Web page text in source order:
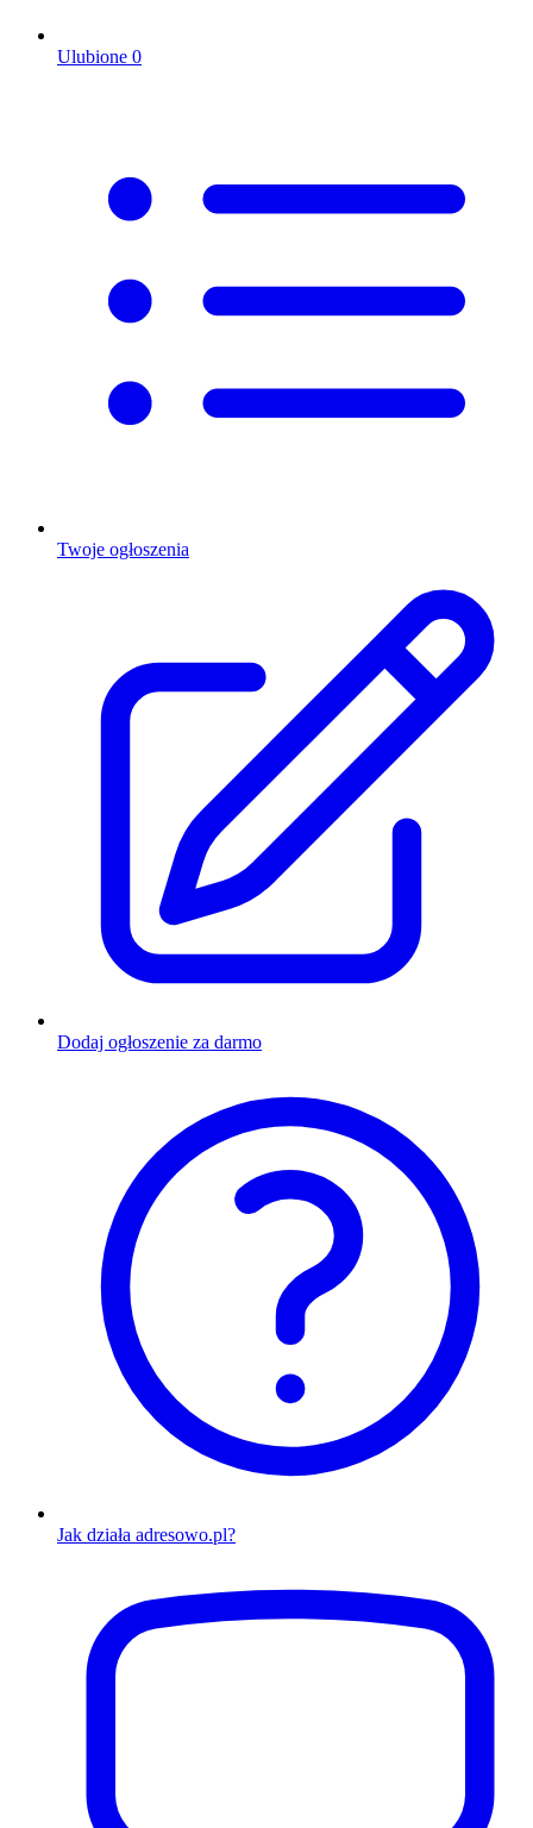
Ulubione 0
Twoje ogłoszenia
Dodaj ogłoszenie za darmo
Jak działa adresowo.pl?